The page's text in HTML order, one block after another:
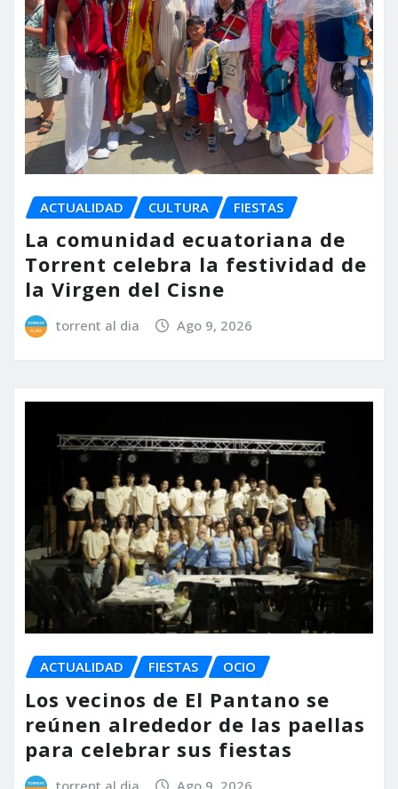
ACTUALIDAD CULTURA FIESTAS
La comunidad ecuatoriana de
Torrent celebra la festividad de
la Virgen del Cisne
torrent al dia Ago 9, 2026
ACTUALIDAD FIESTAS OCIO
Los vecinos de El Pantano se
reúnen alrededor de las paellas
para celebrar sus fiestas
torrent al dia Ago 9, 2026